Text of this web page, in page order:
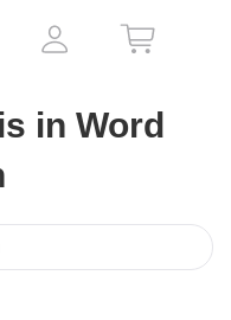
in Word